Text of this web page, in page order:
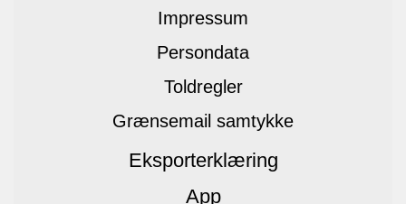
Impressum
Persondata
Toldregler
Grænsemail samtykke
Eksporterklæring
App